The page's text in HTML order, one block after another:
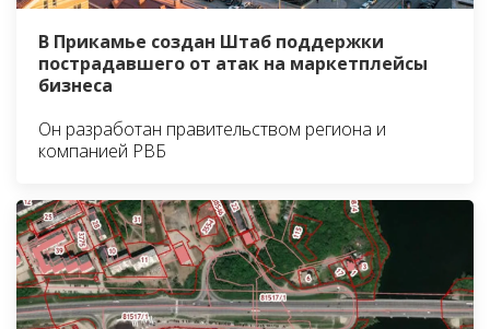
В Прикамье создан Штаб поддержки
пострадавшего от атак на маркетплейсы
бизнеса
Он разработан правительством региона и
компанией РВБ